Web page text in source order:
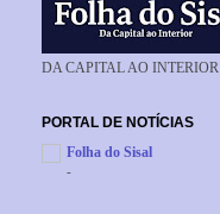
DA CAPITAL AO INTERIOR
PORTAL DE NOTÍCIAS
Folha do Sisal
-